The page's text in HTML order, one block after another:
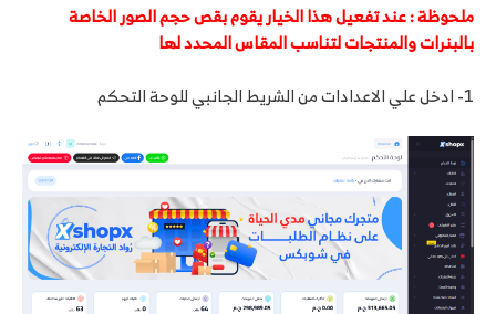
ملحوظة : عند تفعيل هذا الخيار يقوم بقص حجم الصور الخاصة
بالبنرات والمنتجات لتناسب المقاس المحدد لها
1- ادخل علي الاعدادات من الشريط الجانبي للوحة التحكم